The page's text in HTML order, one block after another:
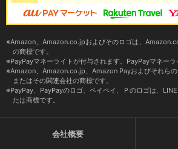
Amazon、Amazon.co.jpおよびそのロゴは、
の商標です。
PayPayマネーライトが付与されます。PayPayマネーラ
Amazon、Amazon.co.jp、Amazon Payおよびそれら
またはその関連会社の商標です。
PayPay、PayPayのロゴ、ペイペイ、Ｐのロゴは、
たは商標です。
会社概要